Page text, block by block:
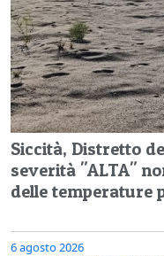
Siccità, Distretto
severità "ALTA"
delle temperature
6 agosto 2026